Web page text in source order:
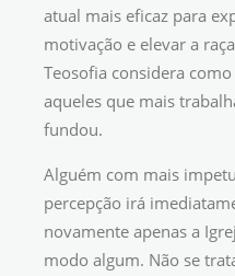
atual mais eficaz para
motivação e elevar a
Teosofia considera
aqueles que mais
fundou.
Alguém com mais
percepção irá
novamente apenas a
modo algum. Não se